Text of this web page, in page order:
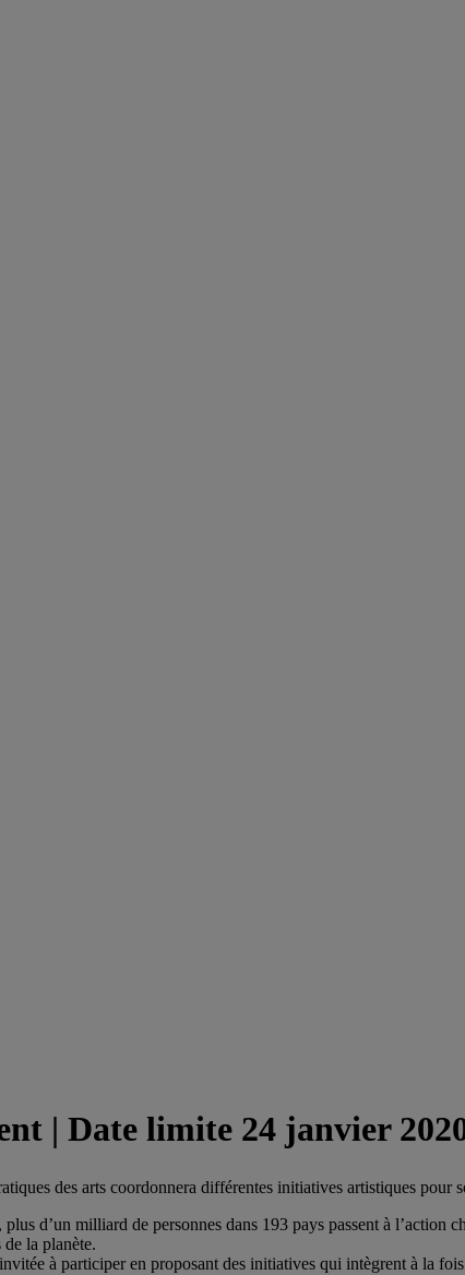
| Date limite 24 janvier
des arts coordonnera différentes initiatives artistiques pour
d’un milliard de personnes dans 193 pays passent à l’action
la planète.
à participer en proposant des initiatives qui intègrent à la